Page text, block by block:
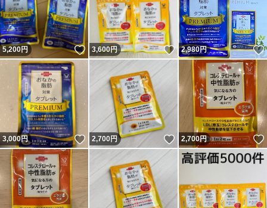
5,200円 いいね！
3,600円 いいね！
2,980円
3,000円 いいね！
2,700円 いいね！
2,700円